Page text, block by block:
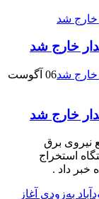
06 آگوست
نیروی برق
شناسایی و جمع‌آوری ۱۹ دستگاه استخراج
خبر داد .